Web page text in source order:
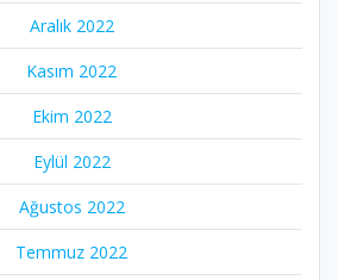
Aralık 2022
Kasım 2022
Ekim 2022
Eylül 2022
Ağustos 2022
Temmuz 2022